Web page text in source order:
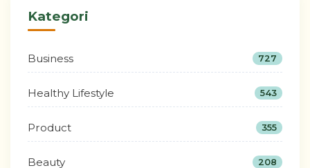
Kategori
Business 727
Healthy Lifestyle 543
Product 355
Beauty 208